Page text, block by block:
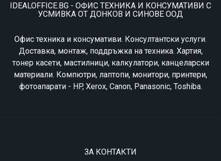
IDEALOFFICE.BG - ОФИС ТЕХНИКА И КОНСУМАТИВИ С
УСМИВКА ОТ ДОНКОВ И СИНОВЕ ООД
Офис техника и консумативи. Консултантски услуги.
Доставка, монтаж, поддръжка на техника. Хартия,
тонер касети, мастилници, калкулатори, канцеларски
материали. Компютри, лаптопи, монитори, принтери,
фотоапарати - HP, Xerox, Canon, Panasonic, Toshiba.
ЗА КОНТАКТИ